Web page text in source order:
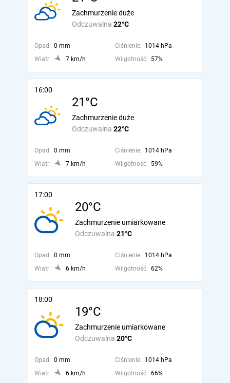
Odczuwalna 22°C
Zachmurzenie duże
Opad: 0 mm Ciśnienie: 1014 hPa
Wiatr:
7 km/h Wilgotność: 57%
16:00
21°C
Odczuwalna 22°C
Zachmurzenie duże
Opad: 0 mm Ciśnienie: 1014 hPa
Wiatr:
7 km/h Wilgotność: 59%
17:00
20°C
Odczuwalna 21°C
Zachmurzenie umiarkowane
Opad: 0 mm Ciśnienie: 1014 hPa
Wiatr:
6 km/h Wilgotność: 62%
18:00
19°C
Odczuwalna 20°C
Zachmurzenie umiarkowane
Opad: 0 mm Ciśnienie: 1014 hPa
Wiatr:
6 km/h Wilgotność: 66%